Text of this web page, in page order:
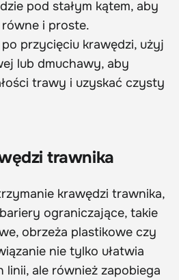
pod stałym kątem, aby
i proste.
przycięciu krawędzi, użyj
lub dmuchawy, aby
trawy i uzyskać czysty
trawnika
krawędzi trawnika,
ograniczające, takie
obrzeża plastikowe czy
nie tylko ułatwia
ale również zapobiega